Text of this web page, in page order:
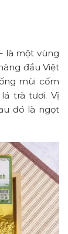
là một vùng
đầu Việt
mùi cốm
trà tươi. Vị
đó là ngọt